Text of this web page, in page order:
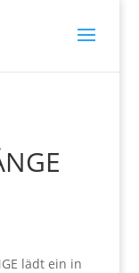
lädt ein in